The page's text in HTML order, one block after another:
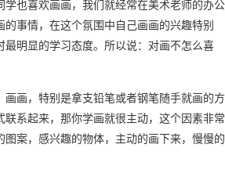
学也喜欢画画，我们就经常在美术老师的办公
事情，在这个氛围中自己画画的兴趣特别
最明显的学习态度。所以说：对画不怎么喜
画画，特别是拿支铅笔或者钢笔随手就画的方
联系起来，那你学画就很主动，这个因素非常
图案，感兴趣的物体，主动的画下来，慢慢的